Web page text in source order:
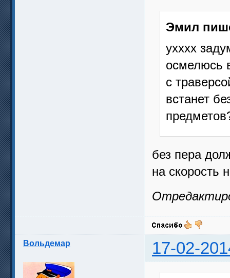
Эмил
ухххх
осмелюсь
с
встанет
без пера
на скорость
Вольдемар 17-02-